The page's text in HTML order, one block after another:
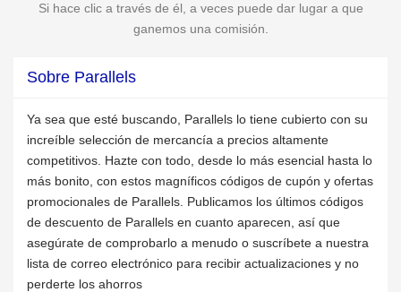
Si hace clic a través de él, a veces puede dar lugar a que
ganemos una comisión.
Sobre Parallels
Ya sea que esté buscando, Parallels lo tiene cubierto con su
increíble selección de mercancía a precios altamente
competitivos. Hazte con todo, desde lo más esencial hasta lo
más bonito, con estos magníficos códigos de cupón y ofertas
promocionales de Parallels. Publicamos los últimos códigos
de descuento de Parallels en cuanto aparecen, así que
asegúrate de comprobarlo a menudo o suscríbete a nuestra
lista de correo electrónico para recibir actualizaciones y no
perderte los ahorros